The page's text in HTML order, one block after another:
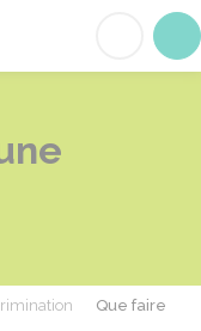
Que faire